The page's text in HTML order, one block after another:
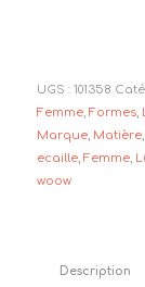
UGS : 101358
Femme, Formes,
Marque, Matière,
ecaille, Femme,
woow
Description